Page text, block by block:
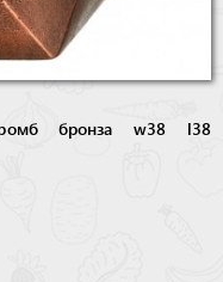
ромб бронза w38 l38